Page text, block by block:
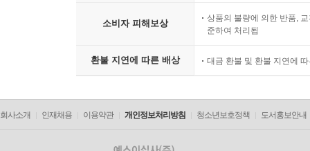
소비자 피해보상
상품의 불량에 의한 반품,
준하여 처리됨
환불 지연에 따른 배상 대금 환불 및 환불 지연에
회사소개 인재채용 이용약관 개인정보처리방침 청소년보호정책 도서홍보안내